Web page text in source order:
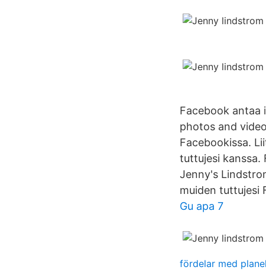
Facebook antaa
photos and
Facebookissa.
tuttujesi kanssa.
Jenny's
muiden tuttujesi
Gu apa 7
fördelar med